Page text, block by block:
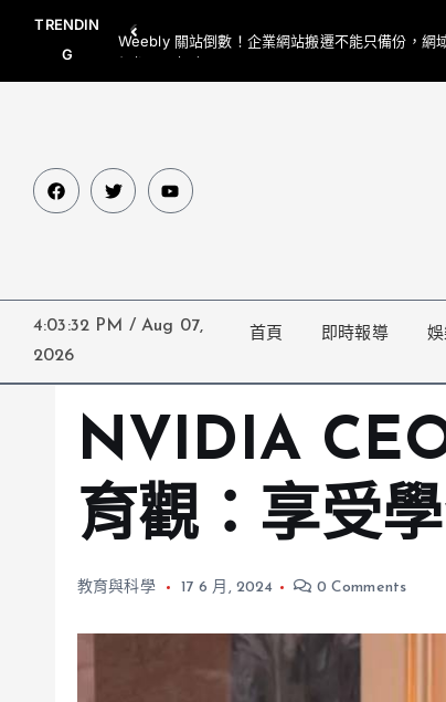
TRENDIN
G
Weebly 關站倒數！企業網站搬遷不能只備份，網
網都要一起處理
4:03:33 PM / Aug 07,
2026
首頁 即時報導
NVIDIA
育觀：享受
教育與科學 17 6 月, 2024 0 Comments